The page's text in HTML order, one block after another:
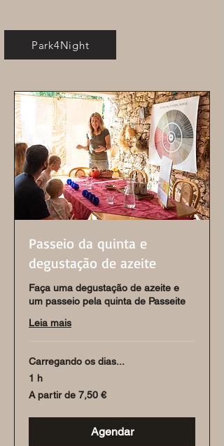
Park4Night
Passeio da quinta e
degustação de azeite
Faça uma degustação de azeite e
um passeio pela quinta de Passeite
Leia mais
Carregando os dias...
1 h
A
partir
A partir de 7,50 €
Agendar